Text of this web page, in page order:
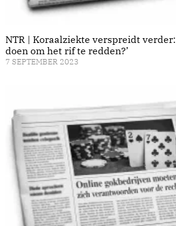
NTR | Koraalziekte verspreidt verder:
doen om het rif te redden?’
7 SEPTEMBER 2023